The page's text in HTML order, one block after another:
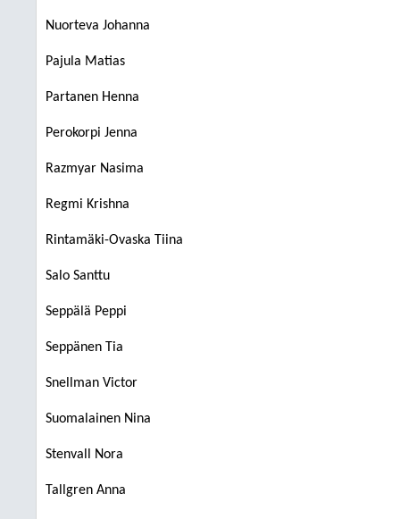
Nuorteva Johanna
Pajula Matias
Partanen Henna
Perokorpi Jenna
Razmyar Nasima
Regmi Krishna
Rintamäki-Ovaska Tiina
Salo Santtu
Seppälä Peppi
Seppänen Tia
Snellman Victor
Suomalainen Nina
Stenvall Nora
Tallgren Anna